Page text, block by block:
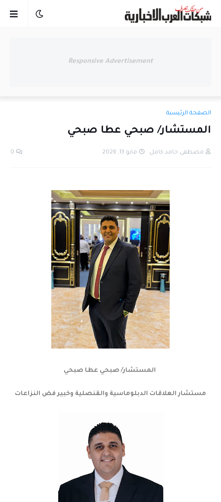
Responsive Advertisement
الصفحة الرئيسية
المستشار/ صبحي عطا صبحي
مصطفى حامد كامل مايو 13, 2026 0
المستشار/ صبحي عطا صبحي
مستشار العلاقات الدبلوماسية والقنصلية وخبير فض النزاعات